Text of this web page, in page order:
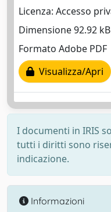
Licenza: Accesso
Dimensione 92.92 kB
Formato Adobe PDF
Visualizza/Apri
I documenti in IRIS
tutti i diritti sono
indicazione.
Informazioni